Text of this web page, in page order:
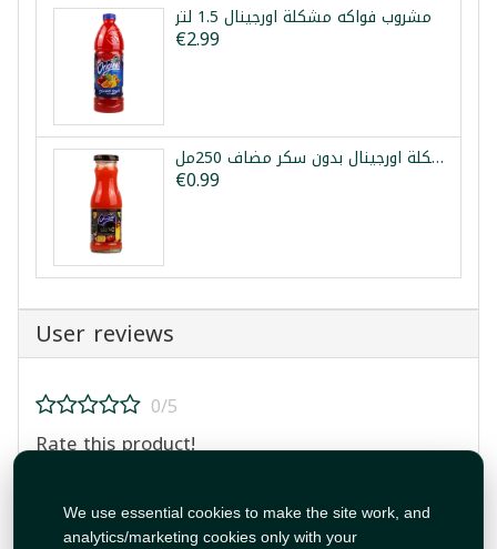
We use essential cookies to make the site work, and
analytics/marketing cookies only with your
مشروب فواكه مشكلة اورجينال 1.5 لتر
€2.99
عصير فواكه مشكلة اورجينال بدون سكر مضاف 250مل
€0.99
User reviews
0/5
Rate this product!